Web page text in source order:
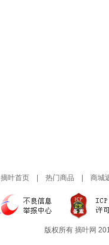
摘叶首页| 热门商品 商城
版权所有 摘叶网